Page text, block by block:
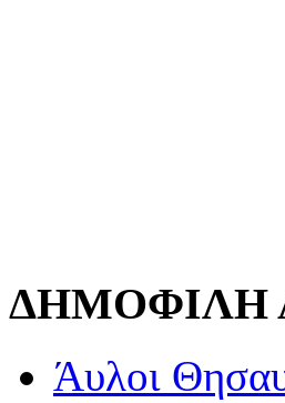
ΔΗΜΟΦΙΛΗ
Άυλοι